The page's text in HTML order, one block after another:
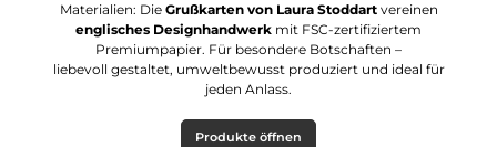
Materialien: Die Grußkarten von Laura Stoddart vereinen
englisches Designhandwerk mit FSC-zertifiziertem
Premiumpapier. Für besondere Botschaften –
liebevoll gestaltet, umweltbewusst produziert und ideal für
jeden Anlass.
Produkte öffnen